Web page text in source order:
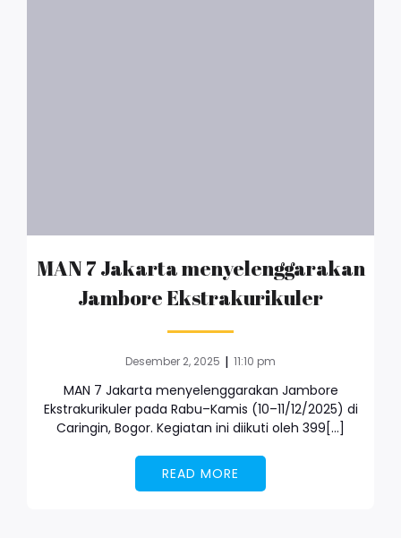
MAN 7 Jakarta menyelenggarakan
Jambore Ekstrakurikuler
Desember 2, 2025 | 11:10 pm
MAN 7 Jakarta menyelenggarakan Jambore
Ekstrakurikuler pada Rabu–Kamis (10–11/12/2025) di
Caringin, Bogor. Kegiatan ini diikuti oleh 399[…]
READ MORE